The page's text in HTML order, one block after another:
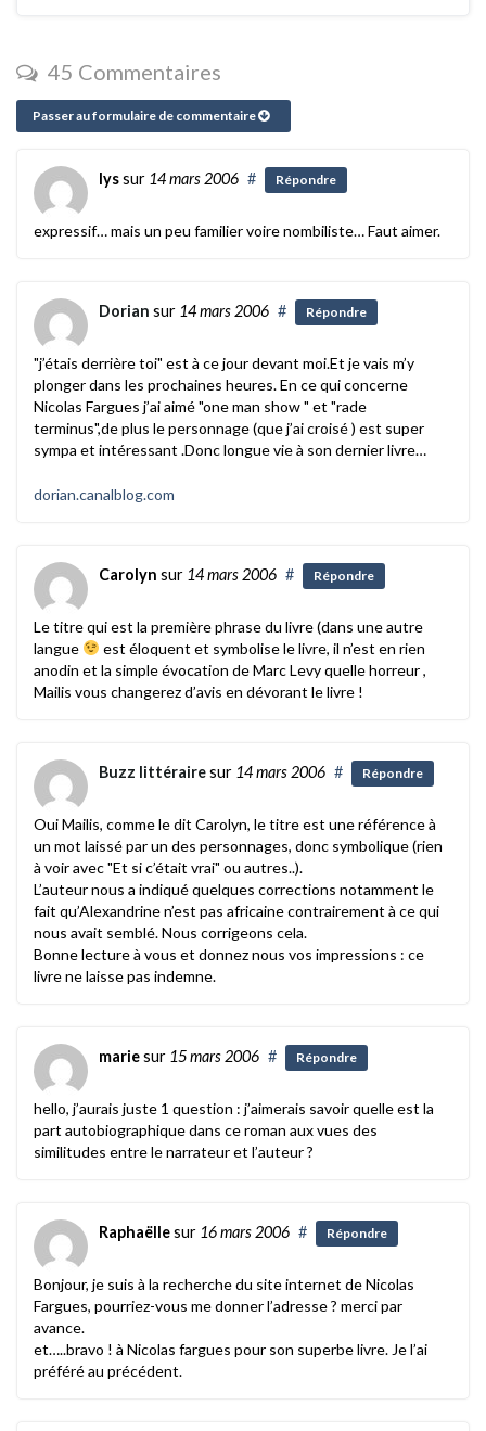
45 Commentaires
Passer au formulaire de commentaire
lyssur 14 mars 2006 # Répondre
expressif… mais un peu familier voire nombiliste… Faut aimer.
Dorian sur 14 mars 2006 # Répondre
"j’étais derrière toi" est à ce jour devant moi.Et je vais m’y
plonger dans les prochaines heures. En ce qui concerne
Nicolas Fargues j’ai aimé "one man show " et "rade
terminus",de plus le personnage (que j’ai croisé ) est super
sympa et intéressant .Donc longue vie à son dernier livre…
dorian.canalblog.com
Carolyn sur 14 mars 2006 # Répondre
Le titre qui est la première phrase du livre (dans une autre
langue
est éloquent et symbolise le livre, il n’est en rien
anodin et la simple évocation de Marc Levy quelle horreur ,
Mailis vous changerez d’avis en dévorant le livre !
Buzz littérairesur 14 mars 2006 # Répondre
Oui Mailis, comme le dit Carolyn, le titre est une référence à
un mot laissé par un des personnages, donc symbolique (rien
à voir avec "Et si c’était vrai" ou autres..).
L’auteur nous a indiqué quelques corrections notamment le
fait qu’Alexandrine n’est pas africaine contrairement à ce qui
nous avait semblé. Nous corrigeons cela.
Bonne lecture à vous et donnez nous vos impressions : ce
livre ne laisse pas indemne.
mariesur 15 mars 2006 # Répondre
hello, j’aurais juste 1 question : j’aimerais savoir quelle est la
part autobiographique dans ce roman aux vues des
similitudes entre le narrateur et l’auteur ?
Raphaëllesur 16 mars 2006 # Répondre
Bonjour, je suis à la recherche du site internet de Nicolas
Fargues, pourriez-vous me donner l’adresse ? merci par
avance.
et…..bravo ! à Nicolas fargues pour son superbe livre. Je l’ai
préféré au précédent.